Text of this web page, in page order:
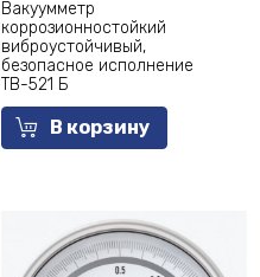
Вакуумметр
коррозионностойкий
виброустойчивый,
безопасное исполнение
ТВ-521 Б
В корзину